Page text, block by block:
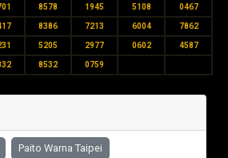
8578 1945 5108 0467
8386 7213 6004 7862
5205 2977 0602 4587
8532 0759
Paito Warna Taipei